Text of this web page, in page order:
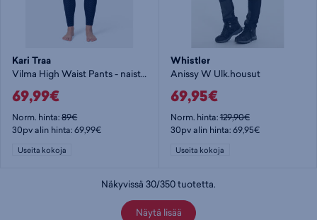
Kari Traa
Vilma High Waist Pants - naisten alushousut
69,99€
Norm. hinta:89€
30pv alin hinta: 69,99€
Useita kokoja
Whistler
Anissy W Ulk.housut
69,95€
Norm. hinta:129,90€
30pv alin hinta: 69,95€
Useita kokoja
Näkyvissä 30/350tuotetta.
Näytä lisää